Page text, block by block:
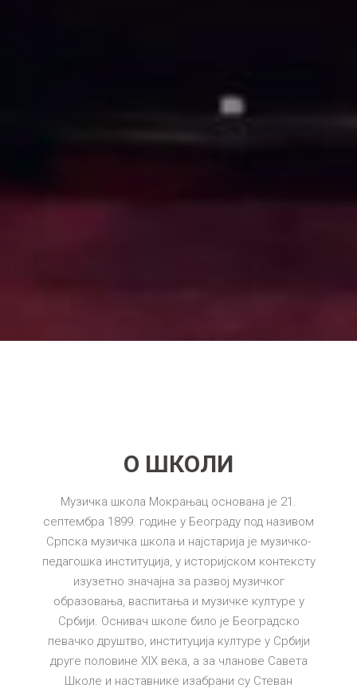
О ШКОЛИ
Музичка школа Мокрањац основана је 21.
септембра 1899. године у Београду под називом
Српска музичка школа и најстарија је музичко-
педагошка институција, у историјском контексту
изузетно значајна за развој музичког
образовања, васпитања и музичке културе у
Србији. Оснивач школе било је Београдско
певачко друштво, институција културе у Србији
друге половине XIX века, а за чланове Савета
Школе и наставнике изабрани су Стеван